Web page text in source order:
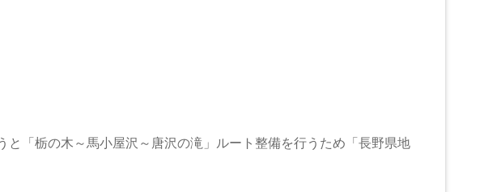
「栃の木～馬小屋沢～唐沢の滝」ルート整備を行うため「長野県地